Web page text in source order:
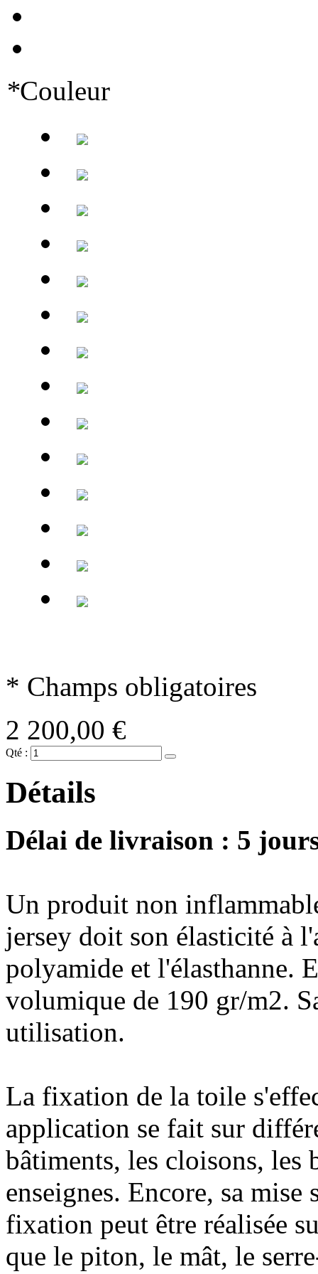
*Couleur
* Champs obligatoires
2 200,00 €
Qté :
Détails
Délai de livraison : 5
Un produit non
jersey doit son élasticité à
polyamide et l'élasthanne.
volumique de 190 gr/m2.
utilisation.
La fixation de la toile
application se fait sur
bâtiments, les cloisons, les
enseignes. Encore, sa
fixation peut être réalisée
que le piton, le mât, le